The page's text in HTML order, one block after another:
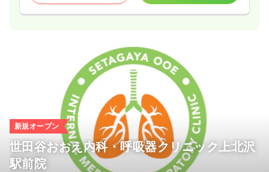
新規オープン
世田谷おおえ内科・呼吸器クリニック上北沢
駅前院